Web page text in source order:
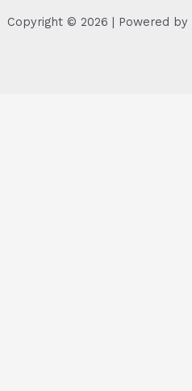
Copyright © 2026 | Powered by